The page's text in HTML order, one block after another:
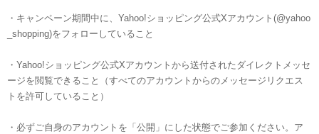
・キャンペーン期間中に、Yahoo!ショッピング公式Xアカウント(@yahoo
_shopping)をフォローしていること
・Yahoo!ショッピング公式Xアカウントから送付されたダイレクトメッセ
ージを閲覧できること（すべてのアカウントからのメッセージリクエス
トを許可していること）
・必ずご自身のアカウントを「公開」にした状態でご参加ください。ア